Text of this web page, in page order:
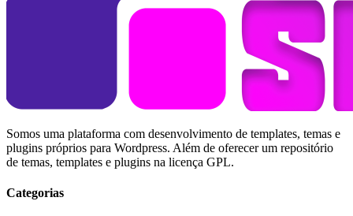
Somos uma plataforma com desenvolvimento de templates, temas e
plugins próprios para Wordpress. Além de oferecer um repositório
de temas, templates e plugins na licença GPL.
Categorias